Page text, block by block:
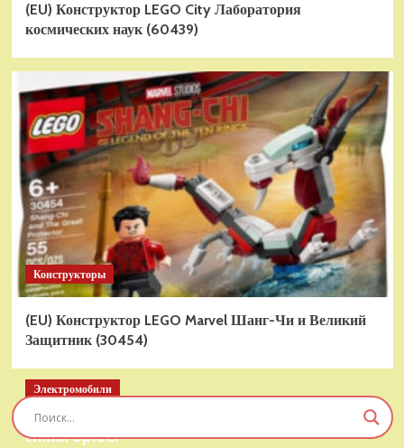
(EU) Конструктор LEGO City Лаборатория
космических наук (60439)
Конструкторы
(EU) Конструктор LEGO Marvel Шанг-Чи и Великий
Защитник (30454)
Электромобили
Детский электромобиль RiverToys T777TT 4WD
синий Spider